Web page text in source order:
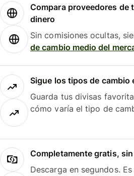
Compara proveedores de
dinero
Sin comisiones ocultas,
de cambio medio del
Sigue los tipos de cambio
Guarda tus divisas
cómo varía el tipo de
Completamente gratis,
Descarga en segundos.